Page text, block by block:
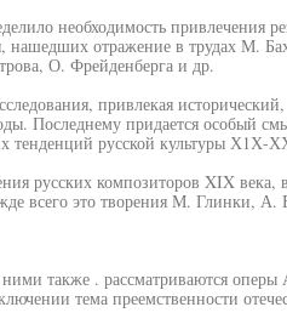
необходимость привлечения
нашедших отражение в трудах М.
О. Фрейденберга и др.
привлекая исторический,
Последнему придается особый
тенденций русской культуры Х1Х-
русских композиторов XIX века,
всего это творения М. Глинки, А.
также . рассматриваются оперы
тема преемственности